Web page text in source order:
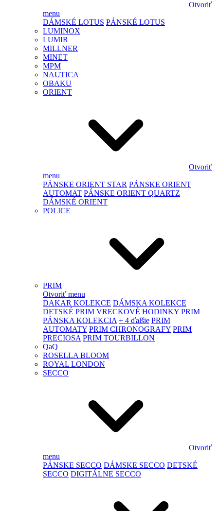
Otvoriť
menu
DÁMSKÉ LOTUS PÁNSKÉ LOTUS
LUMINOX
LUMIR
MILLNER
MINET
MPM
NAUTICA
OBAKU
ORIENT
Otvoriť
menu
PÁNSKE ORIENT STAR PÁNSKE ORIENT
AUTOMAT PÁNSKE ORIENT QUARTZ
DÁMSKÉ ORIENT
POLICE
PRIM
Otvoriť menu
DAKAR KOLEKCE DÁMSKA KOLEKCE
DETSKÉ PRIM VRECKOVÉ HODINKY PRIM
PÁNSKA KOLEKCIA + 4 ďalšie PRIM
AUTOMATY PRIM CHRONOGRAFY PRIM
PRECIOSA PRIM TOURBILLON
QaQ
ROSELLA BLOOM
ROYAL LONDON
SECCO
Otvoriť
menu
PÁNSKE SECCO DÁMSKE SECCO DETSKÉ
SECCO DIGITÁLNE SECCO